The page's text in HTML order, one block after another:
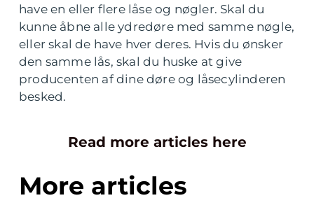
have en eller flere låse og nøgler. Skal du
kunne åbne alle ydredøre med samme nøgle,
eller skal de have hver deres. Hvis du ønsker
den samme lås, skal du huske at give
producenten af dine døre og låsecylinderen
besked.
Read more articles here
More articles